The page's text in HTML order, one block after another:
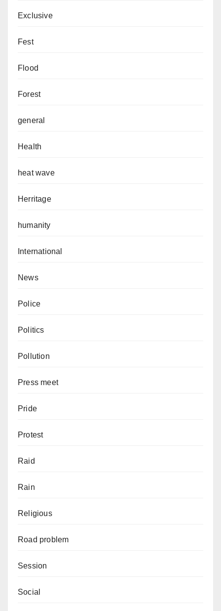
Exclusive
Fest
Flood
Forest
general
Health
heat wave
Herritage
humanity
International
News
Police
Politics
Pollution
Press meet
Pride
Protest
Raid
Rain
Religious
Road problem
Session
Social